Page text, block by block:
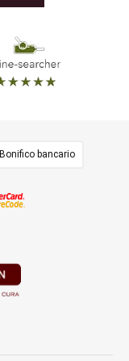
Bonifico bancario